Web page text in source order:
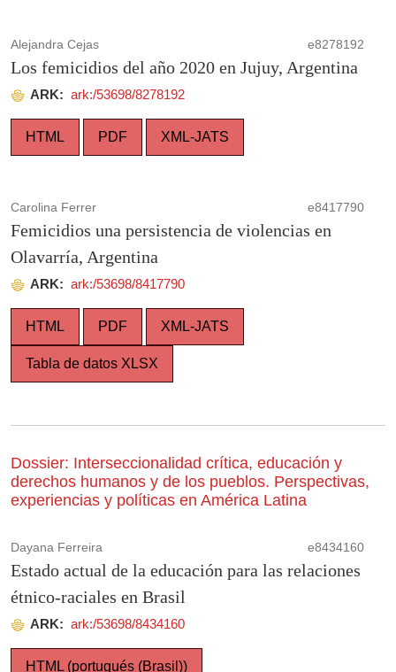
Alejandra Cejas e8278192
Los femicidios del año 2020 en Jujuy, Argentina
ARK: ark:/53698/8278192
HTML PDF XML-JATS
Carolina Ferrer e8417790
Femicidios una persistencia de violencias en
Olavarría, Argentina
ARK: ark:/53698/8417790
HTML PDF XML-JATS
Tabla de datos XLSX
Dossier: Interseccionalidad crítica, educación y
derechos humanos y de los pueblos. Perspectivas,
experiencias y políticas en América Latina
Dayana Ferreira e8434160
Estado actual de la educación para las relaciones
étnico-raciales en Brasil
ARK: ark:/53698/8434160
HTML (portugués (Brasil))